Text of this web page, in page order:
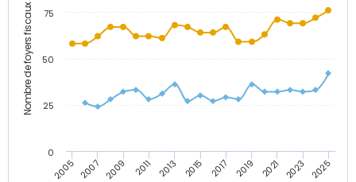
Nombre de foyers fiscaux
2005 2007 2009 2011 2013 2015 2017 2019 2021 2023 2025
0
25
50
75